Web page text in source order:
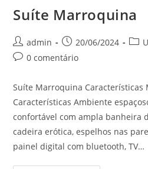
Suíte Marroquina
Autor
do
admin
Post
publicado:
20/06/2024
Comentários
post:
0 comentário
Suíte Marroquina Características
Características Ambiente
confortável com ampla banheira
cadeira erótica, espelhos nas
painel digital com bluetooth, TV…